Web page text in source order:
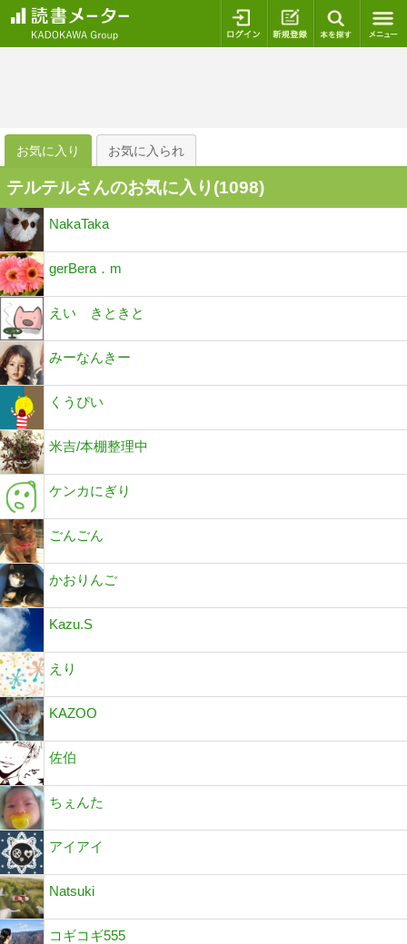
ログイン 新規登録
お気に入り お気に入られ
テルテルさんのお気に入り(1098)
NakaTaka
gerBera．m
えい きときと
みーなんきー
くうぴい
米吉/本棚整理中
ケンカにぎり
ごんごん
かおりんご
Kazu.S
えり
KAZOO
佐伯
ちぇんた
アイアイ
Natsuki
コギコギ555